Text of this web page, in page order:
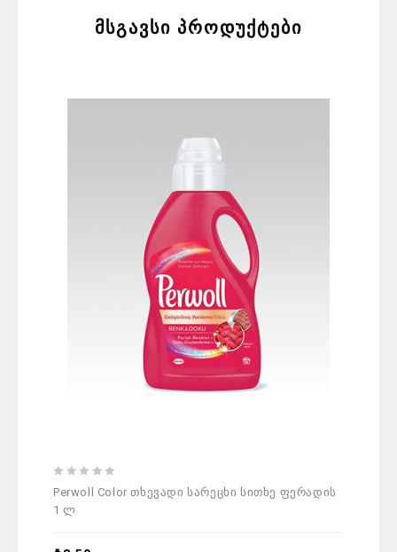
მსგავსი პროდუქტები
of
Perwoll Color თხევადი სარეცხი სითხე ფერადის
1 ლ